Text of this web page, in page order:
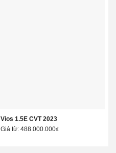
Vios 1.5E CVT 2023
Giá từ: 488.000.000₫